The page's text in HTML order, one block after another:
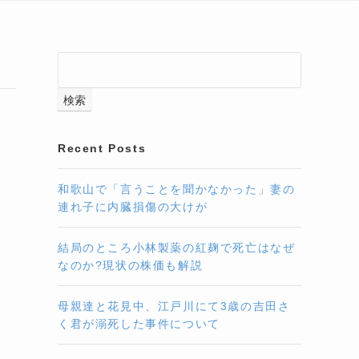
検索
Recent Posts
和歌山で「言うことを聞かなかった」妻の
連れ子に内臓損傷の大けが
結局のところ小林製薬の紅麹で死亡はなぜ
なのか?現状の株価も解説
母親達と花見中、江戸川にて3歳の吉田さ
く君が溺死した事件について